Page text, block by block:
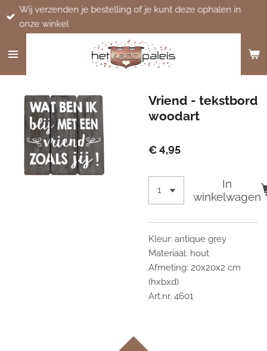
Ga
direct
de
Wij verzenden je bestelling of je kunt deze ophalen in
onze winkel
Vriend - tekstbord
woodart
€ 4,95
In
winkelwagen
Kleur: antique grey
Materiaal: hout
Afmeting: 20x20x2 cm
(hxbxd)
Art.nr. 4601